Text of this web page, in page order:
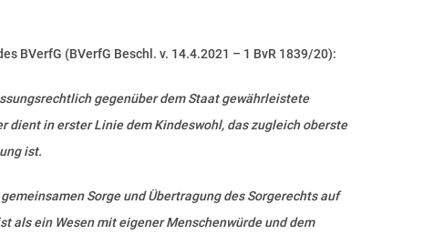
BVerfG (BVerfG Beschl. v. 14.4.2021 – 1 BvR 1839/20):
gegenüber dem Staat gewährleistete
dient in erster Linie dem Kindeswohl, das zugleich oberste
ist.
Sorge und Übertragung des Sorgerechts auf
als ein Wesen mit eigener Menschenwürde und dem